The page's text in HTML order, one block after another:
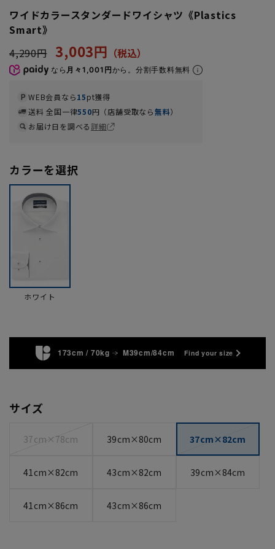
ワイドカラースタンダードワイシャツ《Plastics
Smart》
4,290円 3,003円
なら 月々1,001円から。分割手数料無料
WEB会員なら15pt獲得
送料 全国一律550円（店舗受取なら無料）
お届け日を調べる詳細
カラーを選択
ホワイト
173cm / 70kg M39cm/84cm Find your size
サイズ
37cm×78cm 39cm×80cm 37cm×82cm
41cm×82cm 43cm×82cm 39cm×84cm
41cm×86cm 43cm×86cm